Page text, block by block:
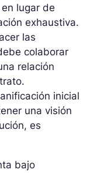
lugar de
exhaustiva.
las
colaborar
relación
inicial
una visión
es
bajo